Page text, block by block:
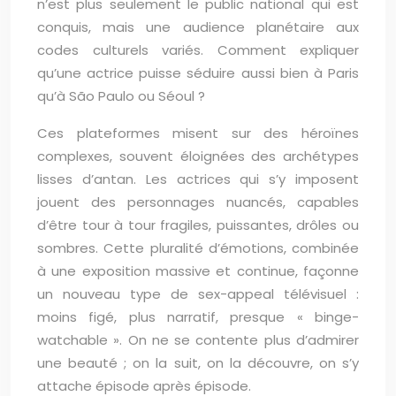
n’est plus seulement le public national qui est
conquis, mais une audience planétaire aux
codes culturels variés. Comment expliquer
qu’une actrice puisse séduire aussi bien à Paris
qu’à São Paulo ou Séoul ?
Ces plateformes misent sur des héroïnes
complexes, souvent éloignées des archétypes
lisses d’antan. Les actrices qui s’y imposent
jouent des personnages nuancés, capables
d’être tour à tour fragiles, puissantes, drôles ou
sombres. Cette pluralité d’émotions, combinée
à une exposition massive et continue, façonne
un nouveau type de sex-appeal télévisuel :
moins figé, plus narratif, presque « binge-
watchable ». On ne se contente plus d’admirer
une beauté ; on la suit, on la découvre, on s’y
attache épisode après épisode.